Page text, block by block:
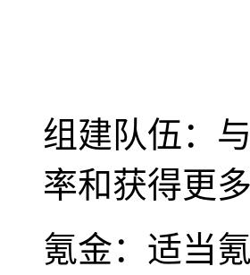
组建队伍：
率和获得更多
氪金：适当